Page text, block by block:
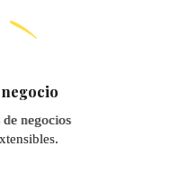
de negocios